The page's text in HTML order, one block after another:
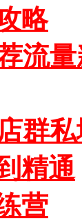
略
流
群
精通
营